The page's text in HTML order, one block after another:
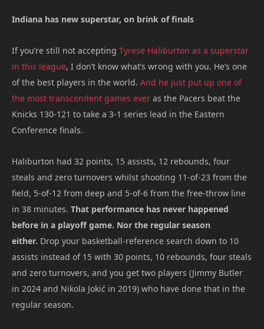
Indiana has new superstar, on brink of finals
If you’re still not accepting Tyrese Haliburton as a superstar
in this league, I don’t know what’s wrong with you. He’s one
of the best players in the world. And he just put up one of
the most transcendent games ever as the Pacers beat the
Knicks 130-121 to take a 3-1 series lead in the Eastern
Conference finals.
Haliburton had 32 points, 15 assists, 12 rebounds, four
steals and zero turnovers whilst shooting 11-of-23 from the
field, 5-of-12 from deep and 5-of-6 from the free-throw line
in 38 minutes. That performance has never happened
before in a playoff game. Nor the regular season
either. Drop your basketball-reference search down to 10
assists instead of 15 with 30 points, 10 rebounds, four steals
and zero turnovers, and you get two players (Jimmy Butler
in 2024 and Nikola Jokić in 2019) who have done that in the
regular season.